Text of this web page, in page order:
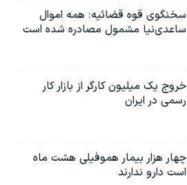
سخنگوی قوه قضائیه: همه اموال
ساعدی‌نیا مشمول مصادره شده است
خروج یک میلیون کارگر از بازار کار
رسمی در ایران
چهار هزار بیمار هموفیلی هشت ماه
است دارو ندارند